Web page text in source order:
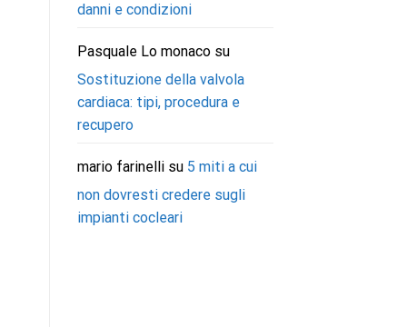
danni e condizioni
Pasquale Lo monacosu
Sostituzione della valvola
cardiaca: tipi, procedura e
recupero
mario farinellisu 5 miti a cui
non dovresti credere sugli
impianti cocleari